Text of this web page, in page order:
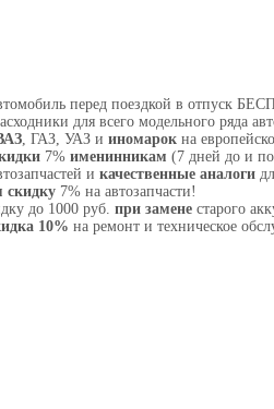
перед поездкой в отпуск
для всего модельного ряда
, ГАЗ, УАЗ и иномарок на
7% именинникам (7 дней до и
и качественные аналоги
скидку 7% на автозапчасти!
до 1000 руб. при замене старого
10% на ремонт и техническое